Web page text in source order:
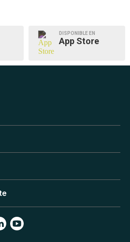
DISPONIBLE EN
App Store